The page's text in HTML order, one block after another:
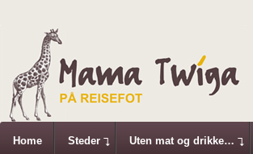
Home Steder Uten mat og drikke…